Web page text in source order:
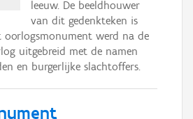
leeuw. De beeldhouwer
van dit gedenkteken is
oorlogsmonument werd na de
uitgebreid met de namen
en burgerlijke slachtoffers.